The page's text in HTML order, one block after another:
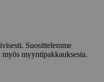
Suosittelemme
myyntipakkauksesta.